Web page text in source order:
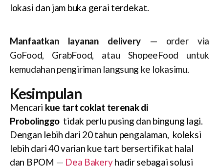
lokasi dan jam buka gerai terdekat.
Manfaatkan layanan delivery — order via
GoFood, GrabFood, atau ShopeeFood untuk
kemudahan pengiriman langsung ke lokasimu.
Kesimpulan
Mencari kue tart coklat terenak di
Probolinggo tidak perlu pusing dan bingung lagi.
Dengan lebih dari 20 tahun pengalaman, koleksi
lebih dari 40 varian kue tart bersertifikat halal
dan BPOM — Dea Bakery hadir sebagai solusi